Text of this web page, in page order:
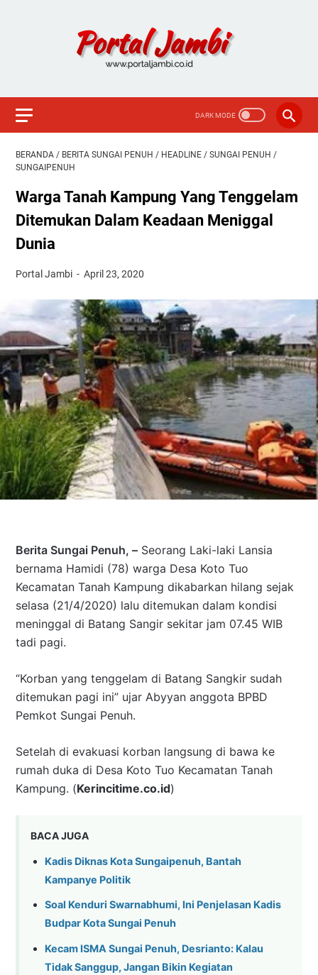
BERANDA / BERITA SUNGAI PENUH / HEADLINE / SUNGAI PENUH /
SUNGAIPENUH
Warga Tanah Kampung Yang Tenggelam
Ditemukan Dalam Keadaan Meniggal
Dunia
Portal Jambi April 23, 2020
Berita Sungai Penuh, – Seorang Laki-laki Lansia
bernama Hamidi (78) warga Desa Koto Tuo
Kecamatan Tanah Kampung dikabarkan hilang sejak
selasa (21/4/2020) lalu ditemukan dalam kondisi
meninggal di Batang Sangir sekitar jam 07.45 WIB
tadi pagi.
“Korban yang tenggelam di Batang Sangkir sudah
ditemukan pagi ini” ujar Abyyan anggota BPBD
Pemkot Sungai Penuh.
Setelah di evakuasi korban langsung di bawa ke
rumah duka di Desa Koto Tuo Kecamatan Tanah
Kampung. (Kerincitime.co.id)
BACA JUGA
Kadis Diknas Kota Sungaipenuh, Bantah
Kampanye Politik
Soal Kenduri Swarnabhumi, Ini Penjelasan Kadis
Budpar Kota Sungai Penuh
Kecam ISMA Sungai Penuh, Desrianto: Kalau
Tidak Sanggup, Jangan Bikin Kegiatan